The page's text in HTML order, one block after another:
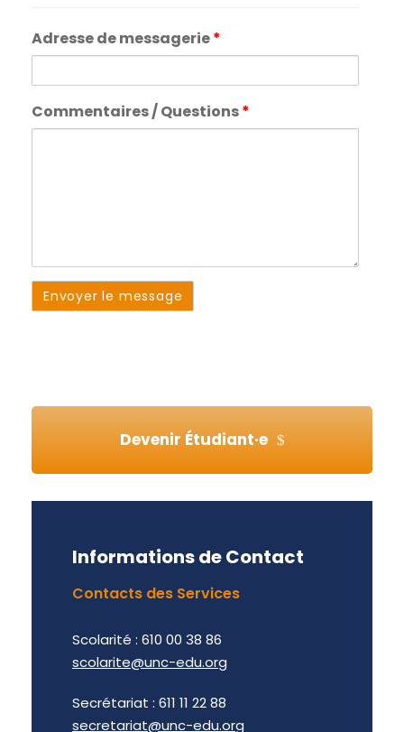
Adresse de messagerie*
Commentaires / Questions*
Devenir Étudiant·e
Informations de Contact
Contacts des Services
Scolarité : 610 00 38 86
scolarite@unc-edu.org
Secrétariat : 611 11 22 88
secretariat@unc-edu.org